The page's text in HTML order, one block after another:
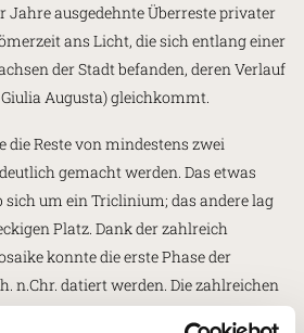
Jahre ausgedehnte Überreste privater
ans Licht, die sich entlang einer
der Stadt befanden, deren Verlauf
Augusta) gleichkommt.
die Reste von mindestens zwei
gemacht werden. Das etwas
sich um ein Triclinium; das andere lag
Platz. Dank der zahlreich
konnte die erste Phase der
n.Chr. datiert werden. Die zahlreichen
Zeit (2.-3. Jh.), veränderten das